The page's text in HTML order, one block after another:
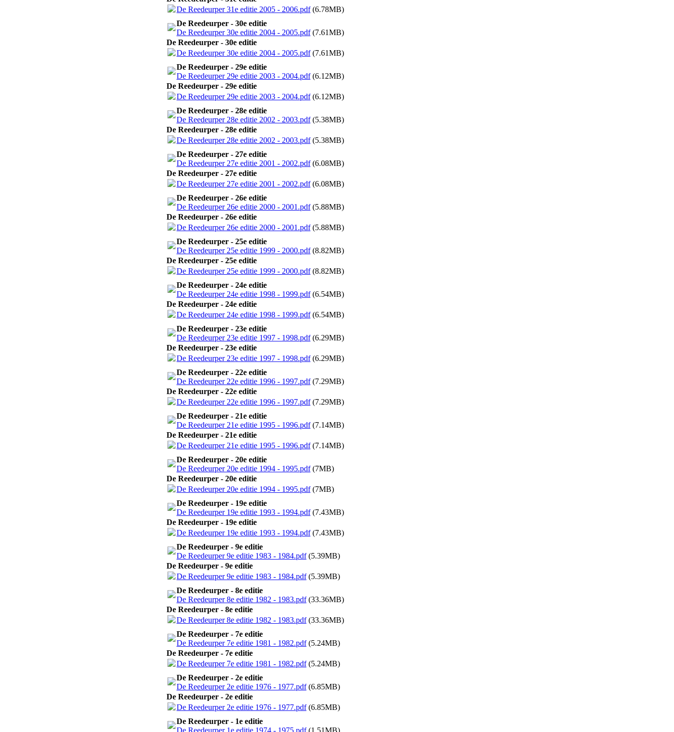
De Reedeurper 31e editie 2005 - 2006.pdf(6.78MB)
De Reedeurper - 30e editie
De Reedeurper 30e editie 2004 - 2005.pdf(7.61MB)
De Reedeurper - 30e editie
De Reedeurper 30e editie 2004 - 2005.pdf(7.61MB)
De Reedeurper - 29e editie
De Reedeurper 29e editie 2003 - 2004.pdf(6.12MB)
De Reedeurper - 29e editie
De Reedeurper 29e editie 2003 - 2004.pdf(6.12MB)
De Reedeurper - 28e editie
De Reedeurper 28e editie 2002 - 2003.pdf(5.38MB)
De Reedeurper - 28e editie
De Reedeurper 28e editie 2002 - 2003.pdf(5.38MB)
De Reedeurper - 27e editie
De Reedeurper 27e editie 2001 - 2002.pdf(6.08MB)
De Reedeurper - 27e editie
De Reedeurper 27e editie 2001 - 2002.pdf(6.08MB)
De Reedeurper - 26e editie
De Reedeurper 26e editie 2000 - 2001.pdf(5.88MB)
De Reedeurper - 26e editie
De Reedeurper 26e editie 2000 - 2001.pdf(5.88MB)
De Reedeurper - 25e editie
De Reedeurper 25e editie 1999 - 2000.pdf(8.82MB)
De Reedeurper - 25e editie
De Reedeurper 25e editie 1999 - 2000.pdf(8.82MB)
De Reedeurper - 24e editie
De Reedeurper 24e editie 1998 - 1999.pdf(6.54MB)
De Reedeurper - 24e editie
De Reedeurper 24e editie 1998 - 1999.pdf(6.54MB)
De Reedeurper - 23e editie
De Reedeurper 23e editie 1997 - 1998.pdf(6.29MB)
De Reedeurper - 23e editie
De Reedeurper 23e editie 1997 - 1998.pdf(6.29MB)
De Reedeurper - 22e editie
De Reedeurper 22e editie 1996 - 1997.pdf(7.29MB)
De Reedeurper - 22e editie
De Reedeurper 22e editie 1996 - 1997.pdf(7.29MB)
De Reedeurper - 21e editie
De Reedeurper 21e editie 1995 - 1996.pdf(7.14MB)
De Reedeurper - 21e editie
De Reedeurper 21e editie 1995 - 1996.pdf(7.14MB)
De Reedeurper - 20e editie
De Reedeurper 20e editie 1994 - 1995.pdf(7MB)
De Reedeurper - 20e editie
De Reedeurper 20e editie 1994 - 1995.pdf(7MB)
De Reedeurper - 19e editie
De Reedeurper 19e editie 1993 - 1994.pdf(7.43MB)
De Reedeurper - 19e editie
De Reedeurper 19e editie 1993 - 1994.pdf(7.43MB)
De Reedeurper - 9e editie
De Reedeurper 9e editie 1983 - 1984.pdf(5.39MB)
De Reedeurper - 9e editie
De Reedeurper 9e editie 1983 - 1984.pdf(5.39MB)
De Reedeurper - 8e editie
De Reedeurper 8e editie 1982 - 1983.pdf(33.36MB)
De Reedeurper - 8e editie
De Reedeurper 8e editie 1982 - 1983.pdf(33.36MB)
De Reedeurper - 7e editie
De Reedeurper 7e editie 1981 - 1982.pdf(5.24MB)
De Reedeurper - 7e editie
De Reedeurper 7e editie 1981 - 1982.pdf(5.24MB)
De Reedeurper - 2e editie
De Reedeurper 2e editie 1976 - 1977.pdf(6.85MB)
De Reedeurper - 2e editie
De Reedeurper 2e editie 1976 - 1977.pdf(6.85MB)
De Reedeurper - 1e editie
De Reedeurper 1e editie 1974 - 1975.pdf(1.51MB)